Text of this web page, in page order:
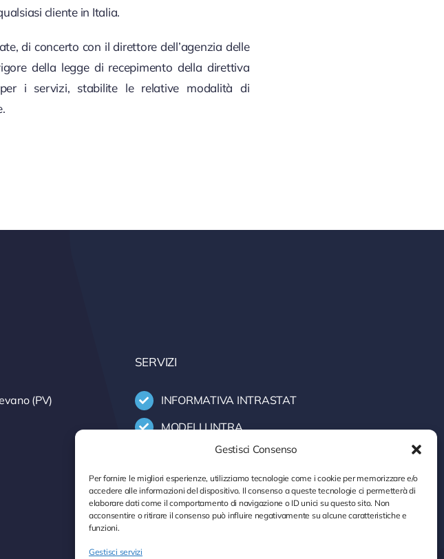
Gestisci Consenso
Per fornire le migliori esperienze, utilizziamo tecnologie come i cookie per memorizzare e/o
accedere alle informazioni del dispositivo. Il consenso a queste tecnologie ci permetterà di
elaborare dati come il comportamento di navigazione o ID unici su questo sito. Non
acconsentire o ritirare il consenso può influire negativamente su alcune caratteristiche e
funzioni.
Gestisci servizi
cliente in Italia.
di concerto con il direttore dell’agenzia delle
della legge di recepimento della direttiva
i servizi, stabilite le relative modalità di
(PV)
SERVIZI
INFORMATIVA INTRASTAT
MODELLI INTRA
CONTROLLO P. IVA
DOCUMENTI ONLINE